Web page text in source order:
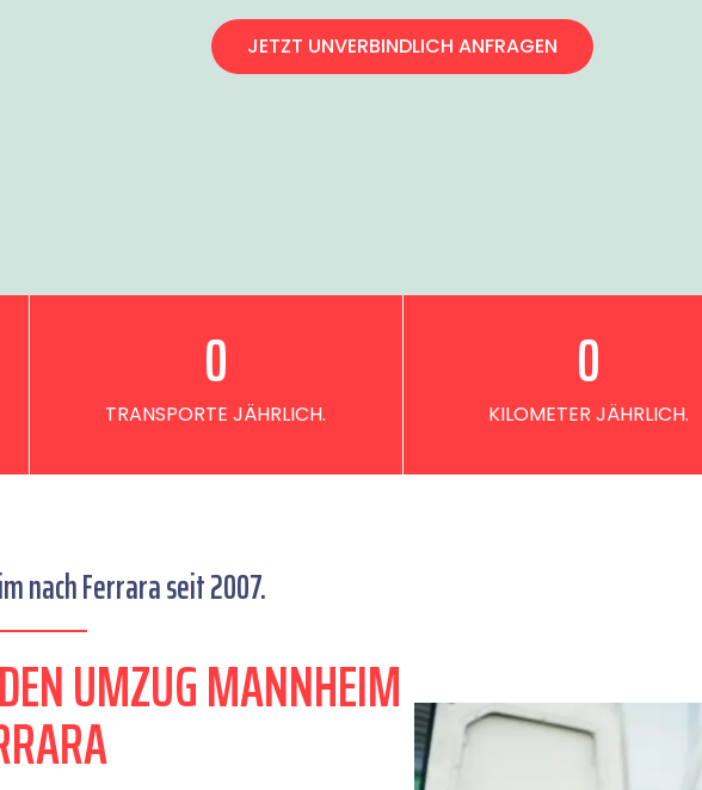
JETZT UNVERBINDLICH ANFRAGEN
TRANSPORTE JÄHRLICH.
0
KILOMETER JÄHRLICH.
0
nach Ferrara seit 2007.
UMZUG MANNHEIM